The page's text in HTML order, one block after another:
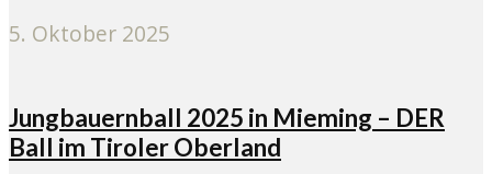
5. Oktober 2025
Jungbauernball 2025 in Mieming – DER
Ball im Tiroler Oberland